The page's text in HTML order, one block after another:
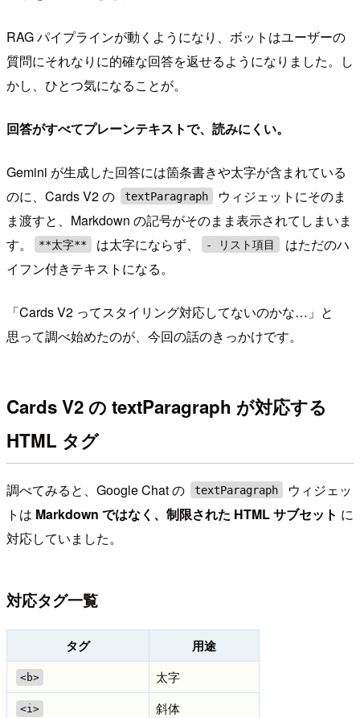
RAG パイプラインが動くようになり、ボットはユーザーの
質問にそれなりに的確な回答を返せるようになりました。し
かし、ひとつ気になることが。
回答がすべてプレーンテキストで、読みにくい。
Gemini が生成した回答には箇条書きや太字が含まれている
のに、Cards V2 の
textParagraph
ウィジェットにそのま
ま渡すと、Markdown の記号がそのまま表示されてしまいま
す。
**太字** は太字にならず、 - リスト項目
はただのハ
イフン付きテキストになる。
「Cards V2 ってスタイリング対応してないのかな…」と
思って調べ始めたのが、今回の話のきっかけです。
Cards V2 の textParagraph が対応する
HTML タグ
調べてみると、Google Chat の textParagraph
ウィジェッ
トは Markdown ではなく、制限された HTML サブセット に
対応していました。
対応タグ一覧
タグ 用途
<b> 太字
<i> 斜体